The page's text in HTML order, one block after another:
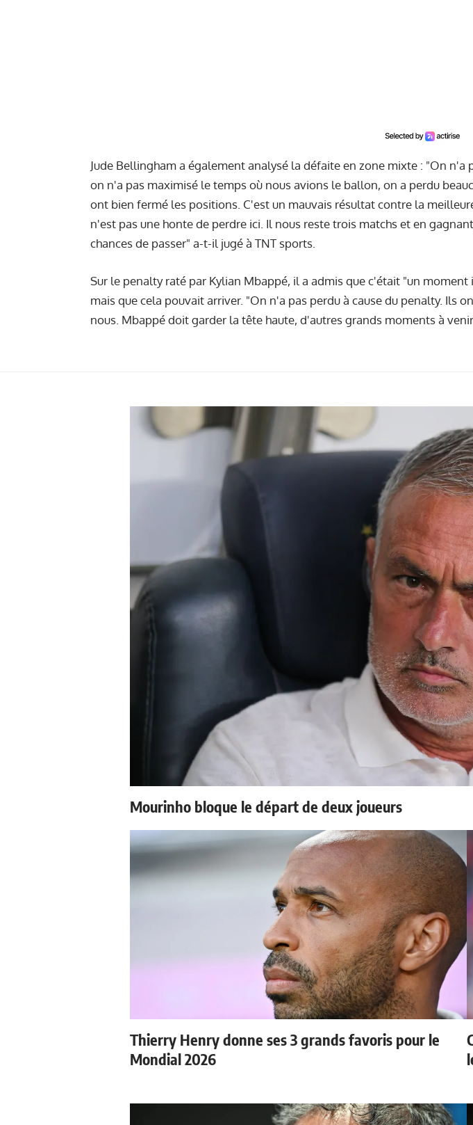
Jude Bellingham a également analysé la défaite en zone mixte : "On n'a
on n'a pas maximisé le temps où nous avions le ballon, on a perdu
ont bien fermé les positions. C'est un mauvais résultat contre la
n'est pas une honte de perdre ici. Il nous reste trois matchs et en
chances de passer" a-t-il jugé à TNT sports.
Sur le penalty raté par Kylian Mbappé, il a admis que c'était "un
mais que cela pouvait arriver. "On n'a pas perdu à cause du penalty. Ils
nous. Mbappé doit garder la tête haute, d'autres grands moments à
Mourinho bloque le départ de deux joueurs
Thierry Henry donne ses 3 grands favoris pour le
Mondial 2026